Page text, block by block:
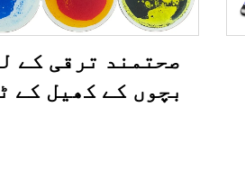
صحتمند ترقی کے
بچوں کے کھیل کے